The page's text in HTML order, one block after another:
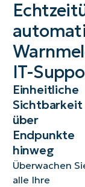
IT-
Einheitliche
Sichtbarkeit
über
Endpunkte
hinweg
Überwachen
alle Ihre